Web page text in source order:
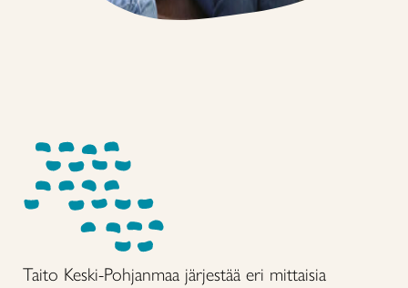
Taito Keski-Pohjanmaa järjestää eri mittaisia